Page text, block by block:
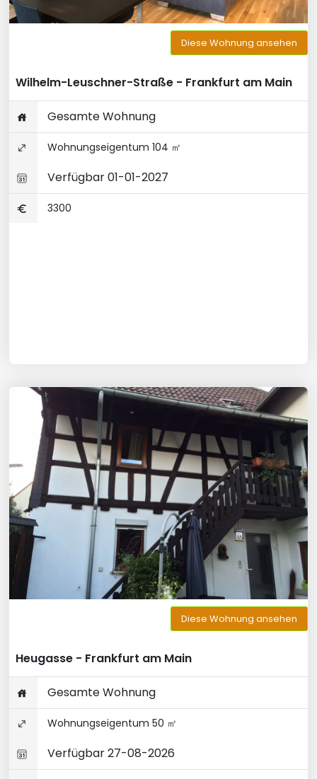
Diese Wohnung ansehen
Wilhelm-Leuschner-Straße - Frankfurt am Main
Gesamte Wohnung
Wohnungseigentum 104 ㎡
Verfügbar 01-01-2027
3300
Diese Wohnung ansehen
Heugasse - Frankfurt am Main
Gesamte Wohnung
Wohnungseigentum 50 ㎡
Verfügbar 27-08-2026